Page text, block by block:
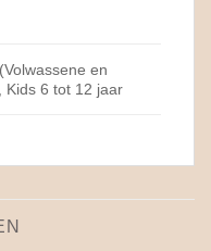
en
Kids 6 tot 12 jaar